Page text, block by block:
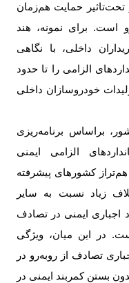
حمایت هم‌زمان
است. برای نمونه، هند
داخلی، با نگاهی
الزامی را تا حدود
خودروسازان داخلی
براساس برنامه‌ریزی
الزامی ایمنی
هم‌تراز کشورهای پیشرفته
زیاد نسبت به سایر
اجباری ایمنی در تصادف
در این میان، ویژگی
تصادف از روبه‌رو در
بستن کمربند ایمنی در